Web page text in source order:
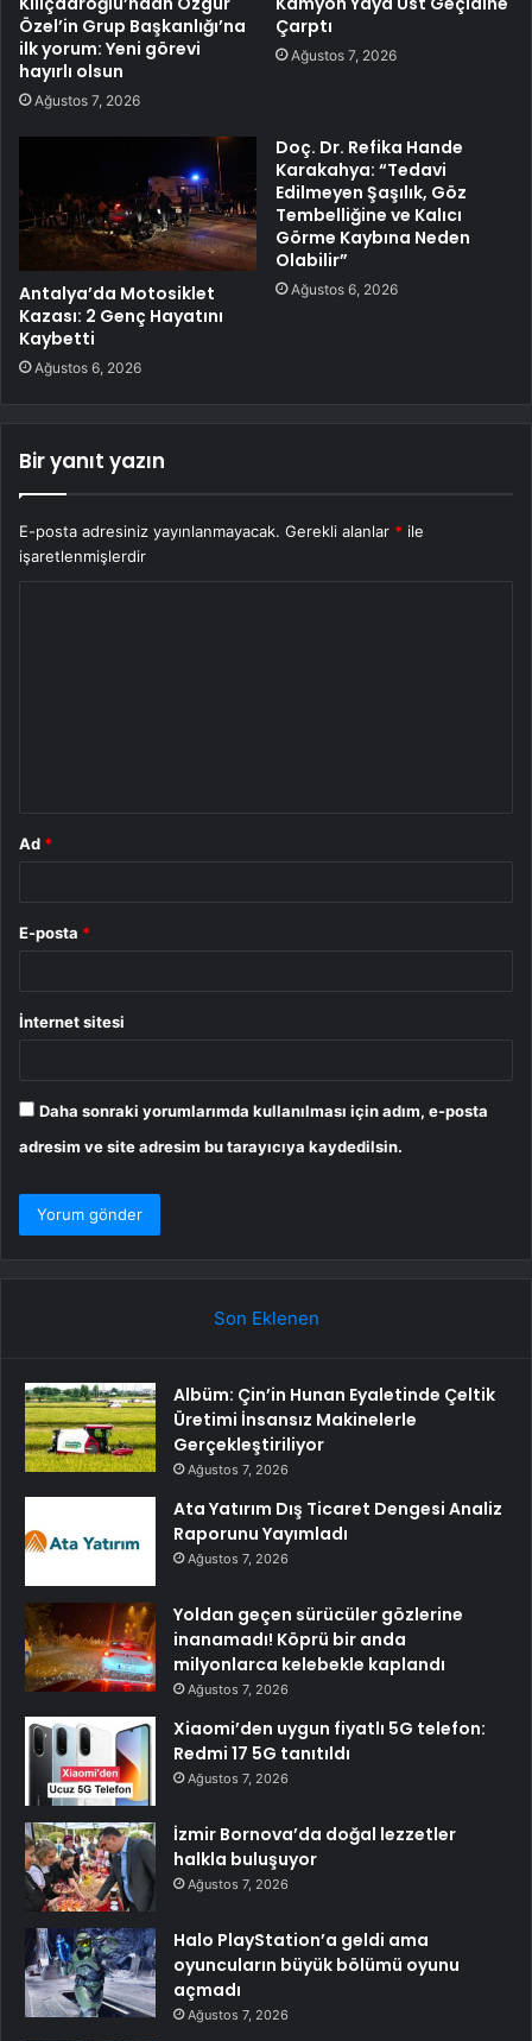
Özel’in Grup Başkanlığı’na
ilk yorum: Yeni görevi
hayırlı olsun
Ağustos 7, 2026
Çarptı
Ağustos 7, 2026
Antalya’da Motosiklet
Kazası: 2 Genç Hayatını
Kaybetti
Ağustos 6, 2026
Doç. Dr. Refika Hande
Karakahya: “Tedavi
Edilmeyen Şaşılık, Göz
Tembelliğine ve Kalıcı
Görme Kaybına Neden
Olabilir”
Ağustos 6, 2026
Bir yanıt yazın
E-posta adresiniz yayınlanmayacak. Gerekli alanlar * ile
işaretlenmişlerdir
Ad *
E-posta *
İnternet sitesi
Daha sonraki yorumlarımda kullanılması için adım, e-posta
adresim ve site adresim bu tarayıcıya kaydedilsin.
Son Eklenen
Albüm: Çin’in Hunan Eyaletinde Çeltik
Üretimi İnsansız Makinelerle
Gerçekleştiriliyor
Ağustos 7, 2026
Ata Yatırım Dış Ticaret Dengesi Analiz
Raporunu Yayımladı
Ağustos 7, 2026
Yoldan geçen sürücüler gözlerine
inanamadı! Köprü bir anda
milyonlarca kelebekle kaplandı
Ağustos 7, 2026
Xiaomi’den uygun fiyatlı 5G telefon:
Redmi 17 5G tanıtıldı
Ağustos 7, 2026
İzmir Bornova’da doğal lezzetler
halkla buluşuyor
Ağustos 7, 2026
Halo PlayStation’a geldi ama
oyuncuların büyük bölümü oyunu
açmadı
Ağustos 7, 2026